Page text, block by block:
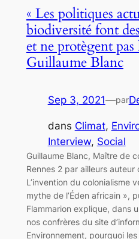
« Les politiques
biodiversité font
et ne protègent pas
Guillaume Blanc
Sep 3, 2021—par
dans Climat,
Interview, Social
Guillaume Blanc, Maître de
Rennes 2 par ailleurs auteur
L’invention du colonialisme
mythe de l’Éden africain »,
Flammarion explique, dans
nos confrères du site
Environnement, pourquoi